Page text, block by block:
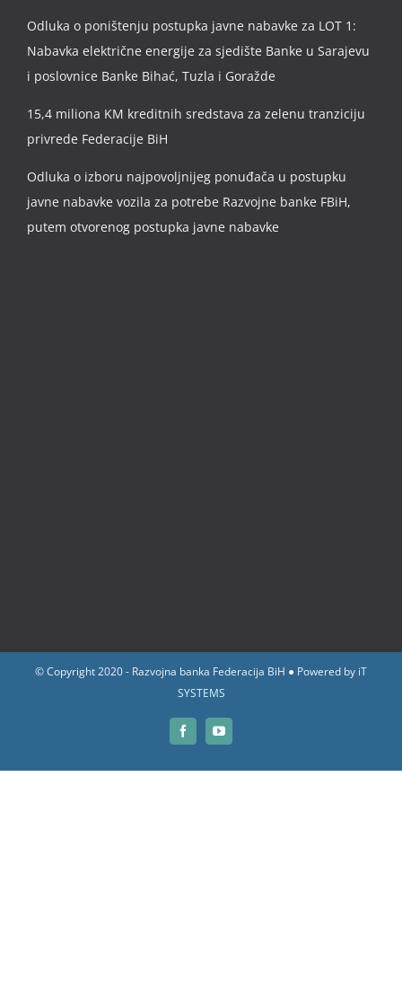
Odluka o poništenju postupka javne nabavke za LOT 1:
Nabavka električne energije za sjedište Banke u Sarajevu
i poslovnice Banke Bihać, Tuzla i Goražde
15,4 miliona KM kreditnih sredstava za zelenu tranziciju
privrede Federacije BiH
Odluka o izboru najpovoljnijeg ponuđača u postupku
javne nabavke vozila za potrebe Razvojne banke FBiH,
putem otvorenog postupka javne nabavke
© Copyright 2020 - Razvojna banka Federacija BiH ● Powered by iT
SYSTEMS
FacebookYouTube